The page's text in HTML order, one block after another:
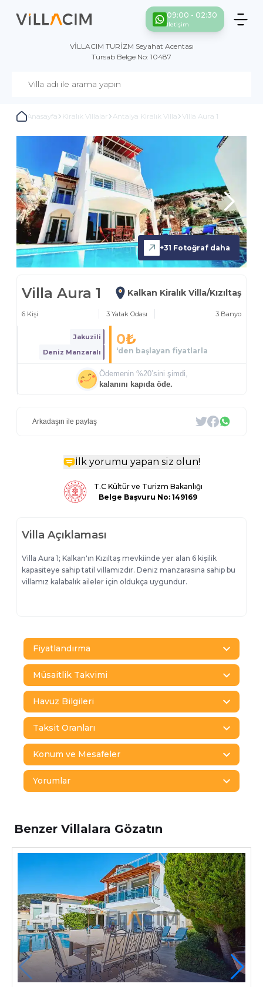
09:00 - 02:30
İletişim
VİLLACIM TURİZM Seyahat Acentası
Tursab Belge No: 10487
Anasayfa Kiralık Villalar Antalya Kiralık Villa Villa Aura 1
+31 Fotoğraf daha
Villa Aura 1 Kalkan Kiralık Villa/Kızıltaş
6 Kişi 3 Yatak Odası 3 Banyo
Jakuzili
Deniz Manzaralı
0₺
‘den başlayan fiyatlarla
Ödemenin %20’sini şimdi,
kalanını kapıda öde.
Arkadaşın ile paylaş
İlk yorumu yapan siz olun!
T.C Kültür ve Turizm Bakanlığı
Belge Başvuru No: 149169
Villa Açıklaması
Villa Aura 1; Kalkan'ın Kızıltaş mevkiinde yer alan 6 kişilik
kapasiteye sahip tatil villamızdır. Deniz manzarasına sahip bu
villamız kalabalık aileler için oldukça uygundur.
Fiyatlandırma
Müsaitlik Takvimi
Havuz Bilgileri
Taksit Oranları
Konum ve Mesafeler
Yorumlar
Benzer Villalara Gözatın